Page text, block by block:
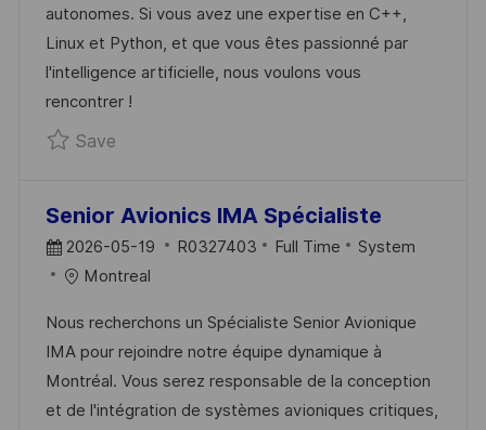
D
A
T
E
R
Y
autonomes. Si vous avez une expertise en C++,
Linux et Python, et que vous êtes passionné par
l'intelligence artificielle, nous voulons vous
rencontrer !
SaveSave Développeur de Système embarqué
Senior Avionics IMA Spécialiste
P
O
T
E
D
D
2026-05-19
J
I
D
R0327403 Full Time
C
E
G
O
R
System
Montreal
Nous recherchons un Spécialiste Senior Avionique
IMA pour rejoindre notre équipe dynamique à
Montréal. Vous serez responsable de la conception
et de l'intégration de systèmes avioniques critiques,